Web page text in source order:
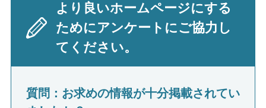
より良いホームページにする
ためにアンケートにご協力し
てください。
質問：お求めの情報が十分掲載されてい